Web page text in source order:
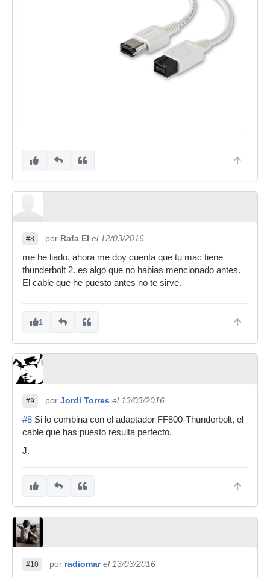
#8 por Rafa El el 12/03/2016
me he liado. ahora me doy cuenta que tu mac tiene
thunderbolt 2. es algo que no habias mencionado antes.
El cable que he puesto antes no te sirve.
1
#9 por Jordi Torres el 13/03/2016
#8 Si lo combina con el adaptador FF800-Thunderbolt, el
cable que has puesto resulta perfecto.
J.
#10 por radiomar el 13/03/2016